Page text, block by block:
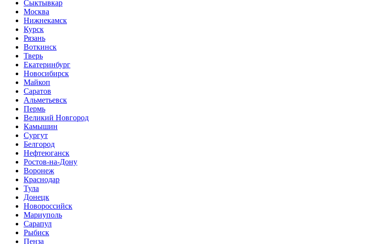
Сыктывкар
Москва
Нижнекамск
Курск
Рязань
Воткинск
Тверь
Екатеринбург
Новосибирск
Майкоп
Саратов
Альметьевск
Пермь
Великий Новгород
Камышин
Сургут
Белгород
Нефтеюганск
Ростов-на-Дону
Воронеж
Краснодар
Тула
Донецк
Новороссийск
Мариуполь
Сарапул
Рыбиск
Пенза